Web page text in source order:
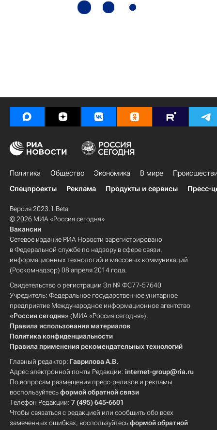
Политика Общество Экономика В мире
Спецпроекты
Реклама Продукты и сервисы Пресс-
Версия 2023.1 Beta
© 2026 МИА «Россия сегодня»
Вакансии
Сетевое издание РИА Новости зарегистрировано
в Федеральной службе по надзору в сфере связи,
информационных технологий и массовых коммуникаций
(Роскомнадзор) 08 апреля 2014 года.
Свидетельство о регистрации Эл № ФС77-57640
Учредитель: Федеральное государственное унитарное
предприятие Международное информационное агентство
«Россия сегодня» (МИА «Россия сегодня»).
Правила использования материалов
Политика конфиденциальности
Правила применения рекомендательных технологий
Главный редактор: Гаврилова А.В.
Адрес электронной почты Редакции: internet-group@ria.ru
По вопросам размещения пресс-релизов и рекламы
воспользуйтесьформой обратной связи
Телефон Редакции: 7 (495) 645-6601
Чтобы связаться с редакцией или сообщить обо всех
замеченных ошибках, воспользуйтесьформой обратной